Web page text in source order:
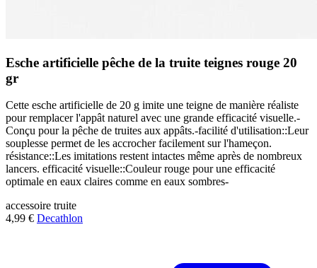
Esche artificielle pêche de la truite teignes rouge 20
gr
Cette esche artificielle de 20 g imite une teigne de manière réaliste
pour remplacer l'appât naturel avec une grande efficacité visuelle.-
Conçu pour la pêche de truites aux appâts.-facilité d'utilisation::Leur
souplesse permet de les accrocher facilement sur l'hameçon.
résistance::Les imitations restent intactes même après de nombreux
lancers. efficacité visuelle::Couleur rouge pour une efficacité
optimale en eaux claires comme en eaux sombres-
accessoire truite
4,99 € Decathlon